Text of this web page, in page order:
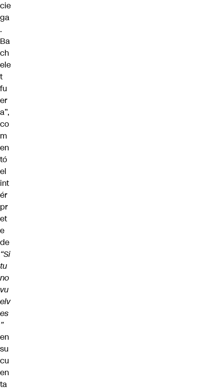
cie
ga
.
Ba
ch
ele
t
fu
er
a”,
co
m
en
tó
el
int
ér
pr
et
e
de
“Si
tu
no
vu
elv
es
”
en
su
cu
en
ta